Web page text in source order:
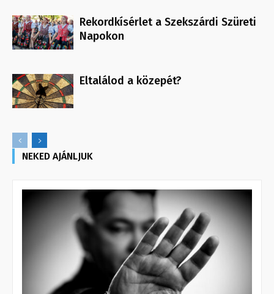
Rekordkísérlet a Szekszárdi Szüreti
Napokon
Eltalálod a közepét?
NEKED AJÁNLJUK